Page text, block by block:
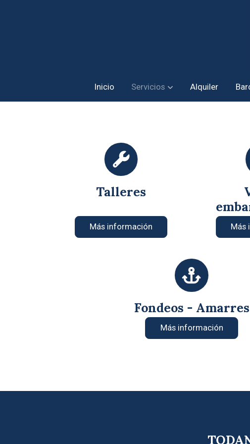
Inicio Servicios Alquiler
Talleres
Más información Más
Fondeos - Amarres
Más información